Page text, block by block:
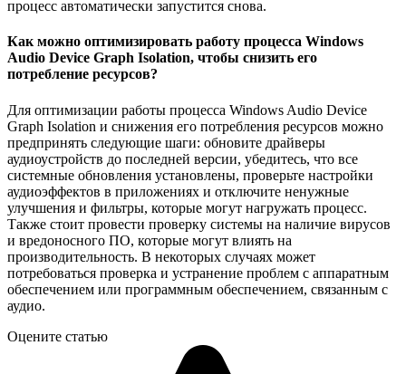
процесс автоматически запустится снова.
Как можно оптимизировать работу процесса Windows
Audio Device Graph Isolation, чтобы снизить его
потребление ресурсов?
Для оптимизации работы процесса Windows Audio Device
Graph Isolation и снижения его потребления ресурсов можно
предпринять следующие шаги: обновите драйверы
аудиоустройств до последней версии, убедитесь, что все
системные обновления установлены, проверьте настройки
аудиоэффектов в приложениях и отключите ненужные
улучшения и фильтры, которые могут нагружать процесс.
Также стоит провести проверку системы на наличие вирусов
и вредоносного ПО, которые могут влиять на
производительность. В некоторых случаях может
потребоваться проверка и устранение проблем с аппаратным
обеспечением или программным обеспечением, связанным с
аудио.
Оцените статью